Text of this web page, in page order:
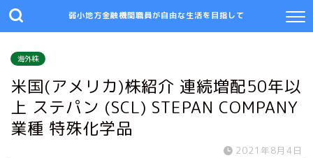
弱小地方金融機関職員が自由な生活を目指して
海外株
米国(アメリカ)株紹介 連続増配50年以
上 ステパン (SCL) STEPAN COMPANY
業種 特殊化学品
2021年8月4日